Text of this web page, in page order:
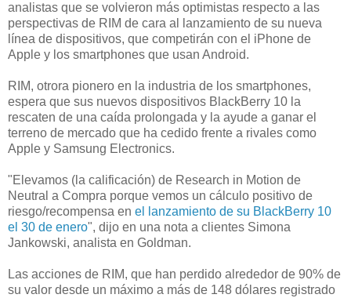
analistas que se volvieron más optimistas respecto a las
perspectivas de RIM de cara al lanzamiento de su nueva
línea de dispositivos, que competirán con el iPhone de
Apple y los smartphones que usan Android.
RIM, otrora pionero en la industria de los smartphones,
espera que sus nuevos dispositivos BlackBerry 10 la
rescaten de una caída prolongada y la ayude a ganar el
terreno de mercado que ha cedido frente a rivales como
Apple y Samsung Electronics.
"Elevamos (la calificación) de Research in Motion de
Neutral a Compra porque vemos un cálculo positivo de
riesgo/recompensa en el lanzamiento de su BlackBerry 10
el 30 de enero", dijo en una nota a clientes Simona
Jankowski, analista en Goldman.
Las acciones de RIM, que han perdido alrededor de 90% de
su valor desde un máximo a más de 148 dólares registrado